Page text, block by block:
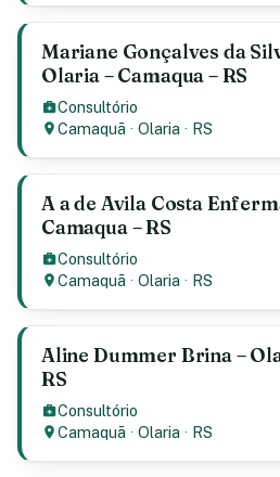
Mariane Gonçalves da
Olaria – Camaqua – RS
Consultório
Camaquã ·Olaria · RS
A a de Avila Costa
Camaqua – RS
Consultório
Camaquã ·Olaria · RS
Aline Dummer Brina –
RS
Consultório
Camaquã ·Olaria · RS